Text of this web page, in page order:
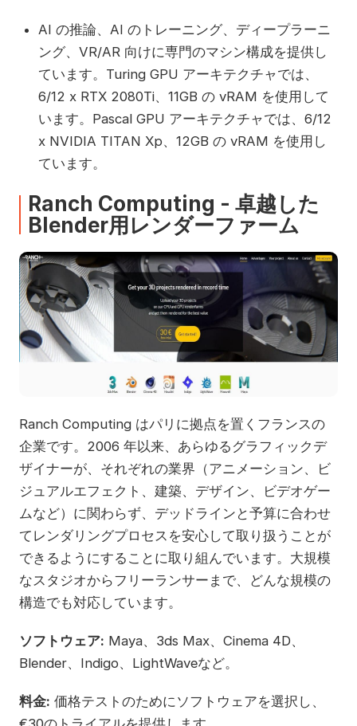
AI の推論、AI のトレーニング、ディープラーニ
ング、VR/AR 向けに専門のマシン構成を提供し
ています。Turing GPU アーキテクチャでは、
6/12 x RTX 2080Ti、11GB の vRAM を使用して
います。Pascal GPU アーキテクチャでは、6/12
x NVIDIA TITAN Xp、12GB の vRAM を使用し
ています。
Ranch Computing - 卓越した
Blender用レンダーファーム
Ranch Computing はパリに拠点を置くフランスの
企業です。2006 年以来、あらゆるグラフィックデ
ザイナーが、それぞれの業界（アニメーション、ビ
ジュアルエフェクト、建築、デザイン、ビデオゲー
ムなど）に関わらず、デッドラインと予算に合わせ
てレンダリングプロセスを安心して取り扱うことが
できるようにすることに取り組んでいます。大規模
なスタジオからフリーランサーまで、どんな規模の
構造でも対応しています。
ソフトウェア: Maya、3ds Max、Cinema 4D、
Blender、Indigo、LightWaveなど。
料金: 価格テストのためにソフトウェアを選択し、